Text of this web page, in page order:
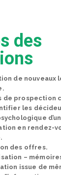
des
de nouveaux
de prospection
les
en rendez-
des offres.
–
issue de